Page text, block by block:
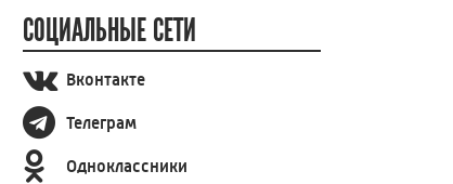
СОЦИАЛЬНЫЕ СЕТИ
Вконтакте
Телеграм
Одноклассники